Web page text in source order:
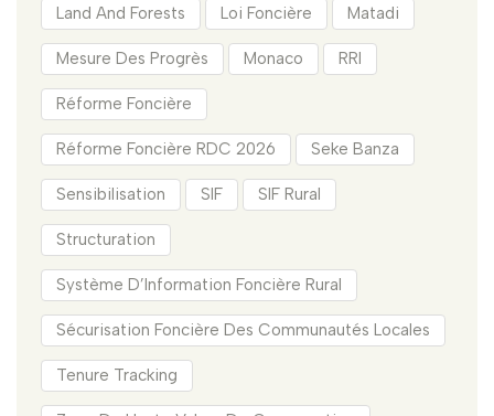
Land And Forests Loi Foncière Matadi
Mesure Des Progrès Monaco RRI
Réforme Foncière
Réforme Foncière RDC 2026 Seke Banza
Sensibilisation SIF SIF Rural
Structuration
Système D’Information Foncière Rural
Sécurisation Foncière Des Communautés Locales
Tenure Tracking